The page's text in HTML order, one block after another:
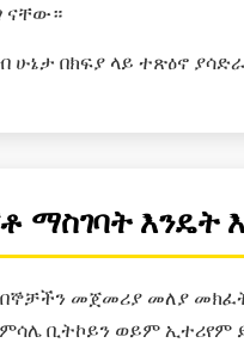
ናቸው።
ሁኔታ በክፍያ ላይ ተጽዕኖ
ማስገባት እንዴት
መጀመሪያ መለያ
ቢትኮይን ወይም ኢተሪየም